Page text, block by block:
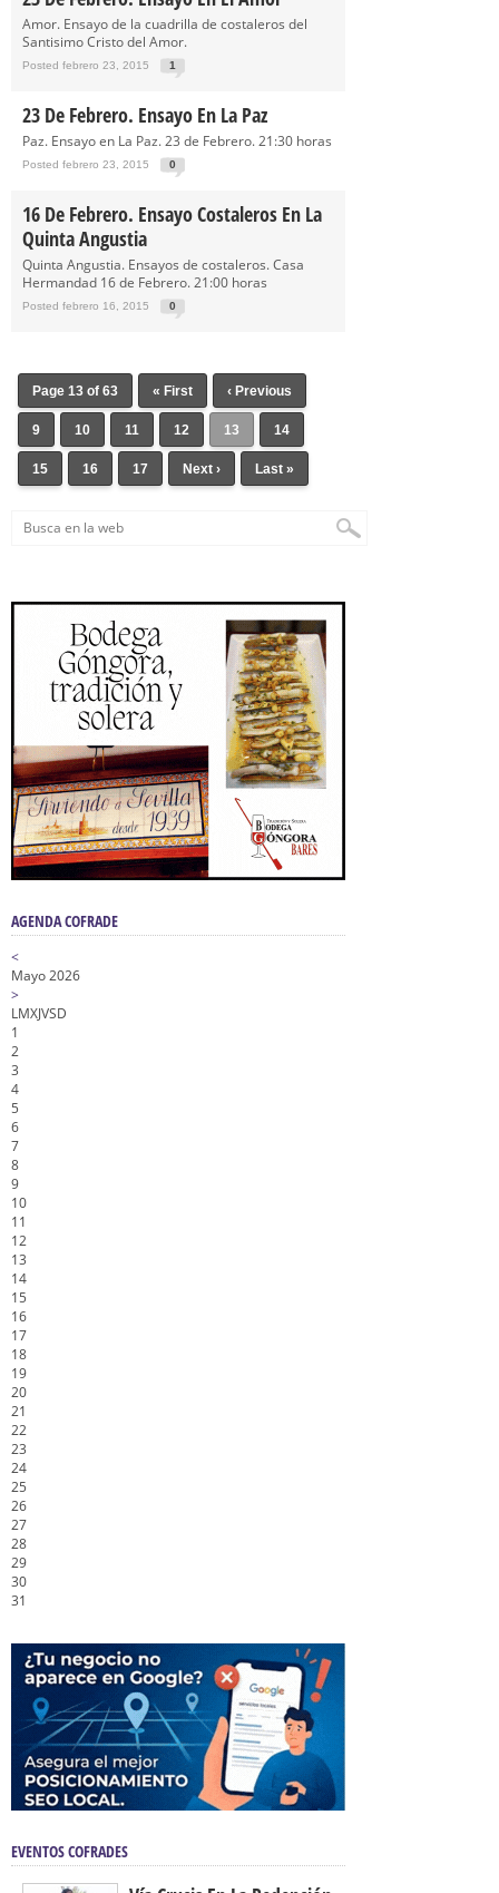
Amor. Ensayo de la cuadrilla de costaleros del
Santisimo Cristo del Amor.
Posted febrero 23, 2015 1
23 De Febrero. Ensayo En La Paz
Paz. Ensayo en La Paz. 23 de Febrero. 21:30 horas
Posted febrero 23, 2015 0
16 De Febrero. Ensayo Costaleros En La
Quinta Angustia
Quinta Angustia. Ensayos de costaleros. Casa
Hermandad 16 de Febrero. 21:00 horas
Posted febrero 16, 2015 0
Page 13 of 63 « First ‹ Previous
9 10 11 12 13 14
15 16 17 Next › Last »
AGENDA COFRADE
<
Mayo 2026
>
LMXJVSD
1
2
3
4
5
6
7
8
9
10
11
12
13
14
15
16
17
18
19
20
21
22
23
24
25
26
27
28
29
30
31
EVENTOS COFRADES